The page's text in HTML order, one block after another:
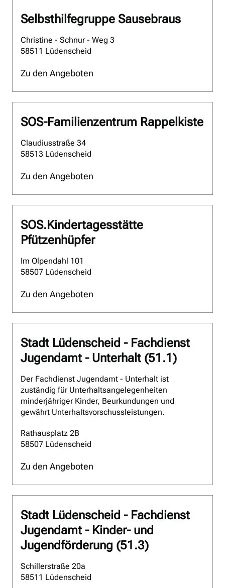
Selbsthilfegruppe Sausebraus
Christine - Schnur - Weg 3
58511 Lüdenscheid
Zu den Angeboten
SOS-Familienzentrum Rappelkiste
Claudiusstraße 34
58513 Lüdenscheid
Zu den Angeboten
SOS.Kindertagesstätte
Pfützenhüpfer
Im Olpendahl 101
58507 Lüdenscheid
Zu den Angeboten
Stadt Lüdenscheid - Fachdienst
Jugendamt - Unterhalt (51.1)
Der Fachdienst Jugendamt - Unterhalt ist
zuständig für Unterhaltsangelegenheiten
minderjähriger Kinder, Beurkundungen und
gewährt Unterhaltsvorschussleistungen.
Rathausplatz 2B
58507 Lüdenscheid
Zu den Angeboten
Stadt Lüdenscheid - Fachdienst
Jugendamt - Kinder- und
Jugendförderung (51.3)
Schillerstraße 20a
58511 Lüdenscheid